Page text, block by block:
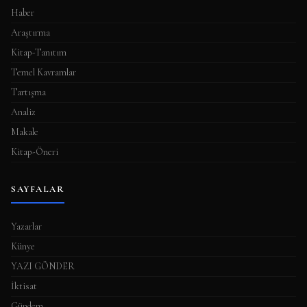
a
s
ı
Haber
Araştırma
Kitap-Tanıtım
Temel Kavramlar
Tartışma
Analiz
Makale
Kitap-Öneri
SAYFALAR
Yazarlar
Künye
YAZI GÖNDER
İktisat